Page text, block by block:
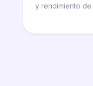
y rendimiento